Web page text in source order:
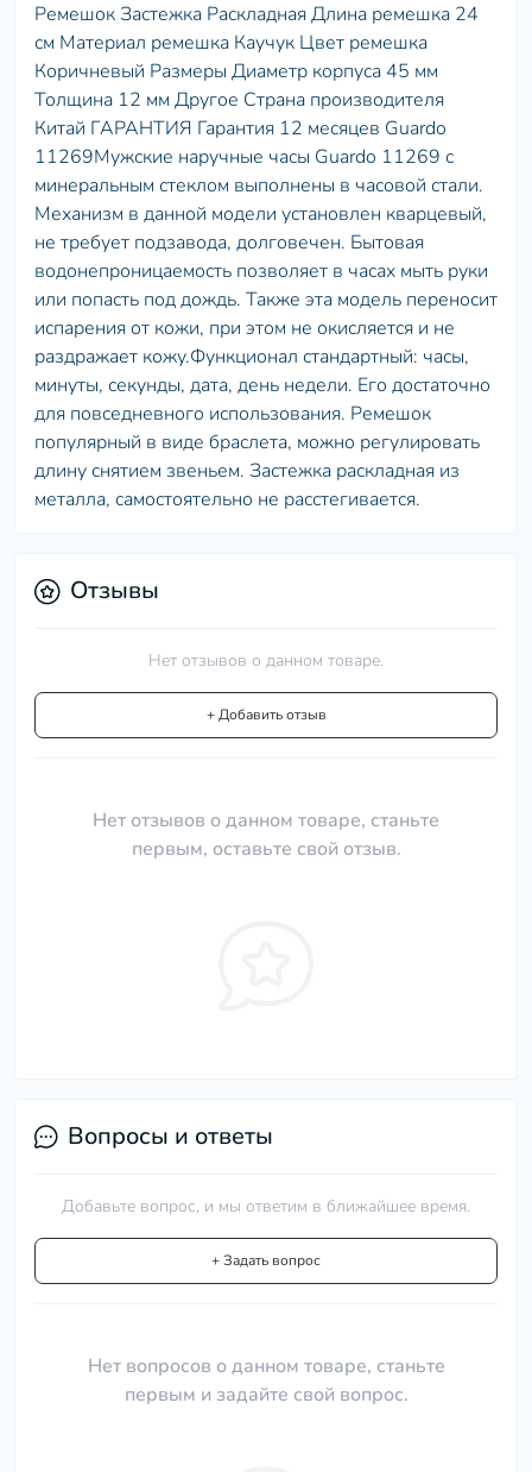
Ремешок Застежка Раскладная Длина ремешка 24
см Материал ремешка Каучук Цвет ремешка
Коричневый Размеры Диаметр корпуса 45 мм
Толщина 12 мм Другое Страна производителя
Китай ГАРАНТИЯ Гарантия 12 месяцев Guardo
11269Мужские наручные часы Guardo 11269 с
минеральным стеклом выполнены в часовой стали.
Механизм в данной модели установлен кварцевый,
не требует подзавода, долговечен. Бытовая
водонепроницаемость позволяет в часах мыть руки
или попасть под дождь. Также эта модель переносит
испарения от кожи, при этом не окисляется и не
раздражает кожу.Функционал стандартный: часы,
минуты, секунды, дата, день недели. Его достаточно
для повседневного использования. Ремешок
популярный в виде браслета, можно регулировать
длину снятием звеньем. Застежка раскладная из
металла, самостоятельно не расстегивается.
Отзывы
Нет отзывов о данном товаре.
+ Добавить отзыв
Нет отзывов о данном товаре, станьте
первым, оставьте свой отзыв.
Вопросы и ответы
Добавьте вопрос, и мы ответим в ближайшее время.
+ Задать вопрос
Нет вопросов о данном товаре, станьте
первым и задайте свой вопрос.